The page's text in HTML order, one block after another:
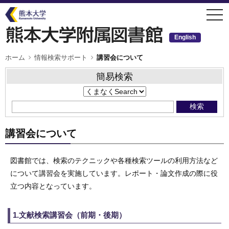
イ
コ
テ
ツ
移
English
パ
ン
く
ホーム 情報検索サポート 講習会について
簡易検索
講習会について
図書館では、検索のテクニックや各種検索ツールの利用方法など
について講習会を実施しています。レポート・論文作成の際に役
立つ内容となっています。
1.文献検索講習会（前期・後期）